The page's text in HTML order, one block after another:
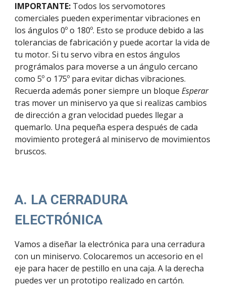
IMPORTANTE: Todos los servomotores
comerciales pueden experimentar vibraciones en
los ángulos 0º o 180º. Esto se produce debido a las
tolerancias de fabricación y puede acortar la vida de
tu motor. Si tu servo vibra en estos ángulos
prográmalos para moverse a un ángulo cercano
como 5º o 175º para evitar dichas vibraciones.
Recuerda además poner siempre un bloque Esperar
tras mover un miniservo ya que si realizas cambios
de dirección a gran velocidad puedes llegar a
quemarlo. Una pequeña espera después de cada
movimiento protegerá al miniservo de movimientos
bruscos.
A. LA CERRADURA
ELECTRÓNICA
Vamos a diseñar la electrónica para una cerradura
con un miniservo. Colocaremos un accesorio en el
eje para hacer de pestillo en una caja. A la derecha
puedes ver un prototipo realizado en cartón.